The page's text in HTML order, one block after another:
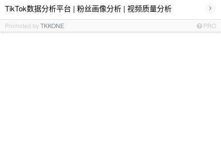
TikTok数据分析平台 | 粉丝画像分析 | 视频质量分析 ›
Promoted byTKKONE PRO